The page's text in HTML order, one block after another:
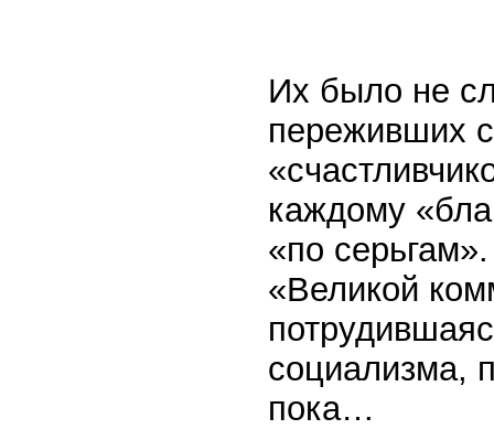
Их было не
переживших
каждому
«по
«Великой
социализма,
пока…